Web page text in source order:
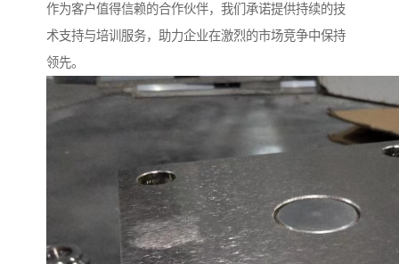
作为客户值得信赖的合作伙伴，我们承诺提供持续的技
术支持与培训服务，助力企业在激烈的市场竞争中保持
领先。